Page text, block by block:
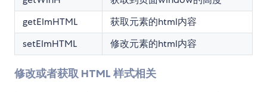
getElmHTML
获取元素的html内容
setElmHTML
修改元素的html内容
修改或者获取 HTML 样式相关